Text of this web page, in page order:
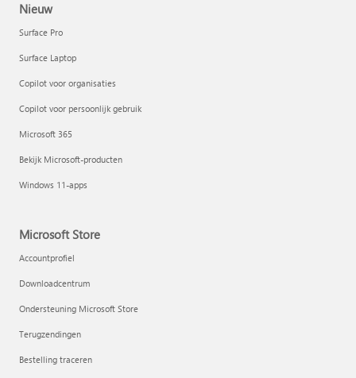
Projectplannen maken in OneNote
Nieuw
Surface Pro
Surface Laptop
Copilot voor organisaties
Copilot voor persoonlijk gebruik
Microsoft 365
Bekijk Microsoft-producten
Windows 11-apps
Microsoft Store
Accountprofiel
Downloadcentrum
Ondersteuning Microsoft Store
Terugzendingen
Bestelling traceren